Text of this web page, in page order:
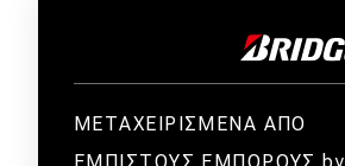
ΜΕΤΑΧΕΙΡΙΣΜΕΝΑ ΑΠΟ